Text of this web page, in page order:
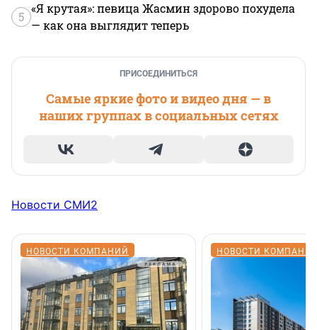
5
«Я крутая»: певица Жасмин здорово похудела
— как она выглядит теперь
ПРИСОЕДИНИТЬСЯ
Самые яркие фото и видео дня — в
наших группах в социальных сетях
Новости СМИ2
НОВОСТИ КОМПАНИЙ НОВОСТИ